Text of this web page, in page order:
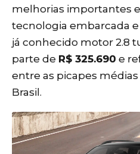
melhorias importantes
tecnologia embarcada
já conhecido motor 2.8
parte de R$ 325.690 e
entre as picapes
Brasil.